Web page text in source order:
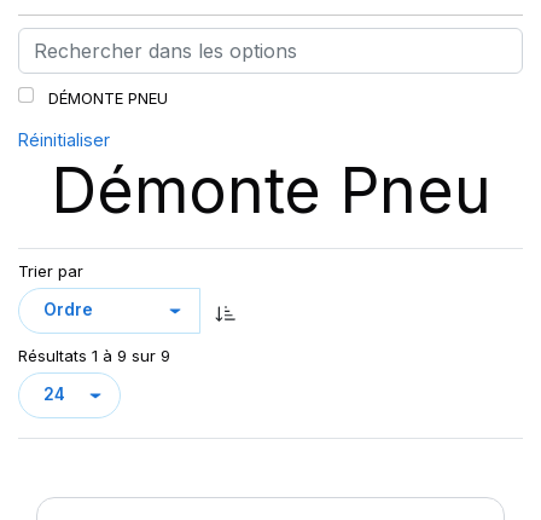
DÉMONTE PNEU
Réinitialiser
Démonte Pneu
Trier par
Résultats 1 à 9 sur 9